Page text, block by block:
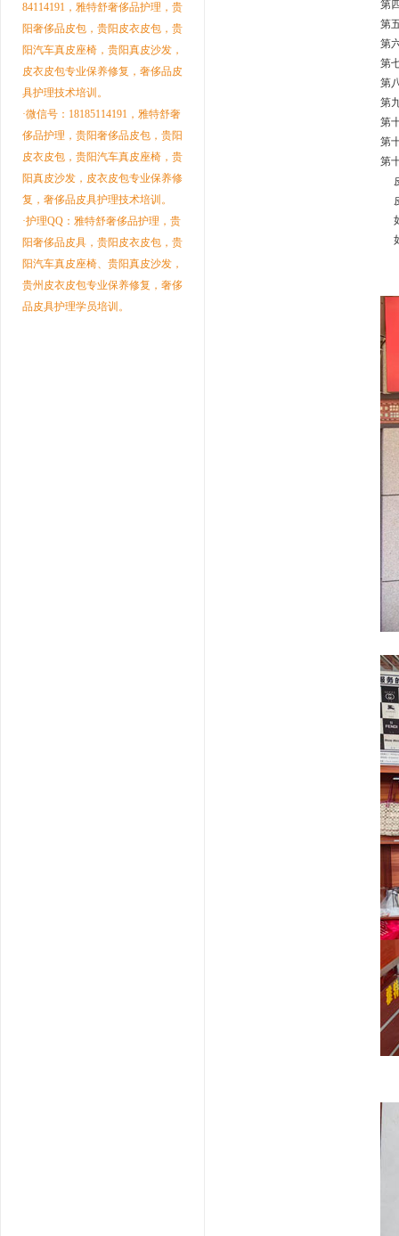
84114191，雅特舒奢侈品护理，贵
阳奢侈品皮包，贵阳皮衣皮包，贵
阳汽车真皮座椅，贵阳真皮沙发，
皮衣皮包专业保养修复，奢侈品皮
具护理技术培训。
·微信号：18185114191，雅特舒奢
侈品护理，贵阳奢侈品皮包，贵阳
皮衣皮包，贵阳汽车真皮座椅，贵
阳真皮沙发，皮衣皮包专业保养修
复，奢侈品皮具护理技术培训。
·护理QQ：雅特舒奢侈品护理，贵
阳奢侈品皮具，贵阳皮衣皮包，贵
阳汽车真皮座椅、贵阳真皮沙发，
贵州皮衣皮包专业保养修复，奢侈
品皮具护理学员培训。
第
第
第
第
第
第
第
第
第
皮
皮
如
如